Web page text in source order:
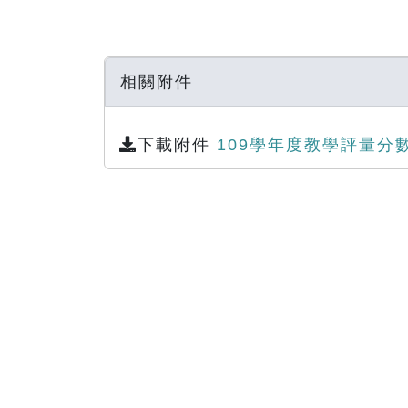
相關附件
下載附件 109學年度教學評量分